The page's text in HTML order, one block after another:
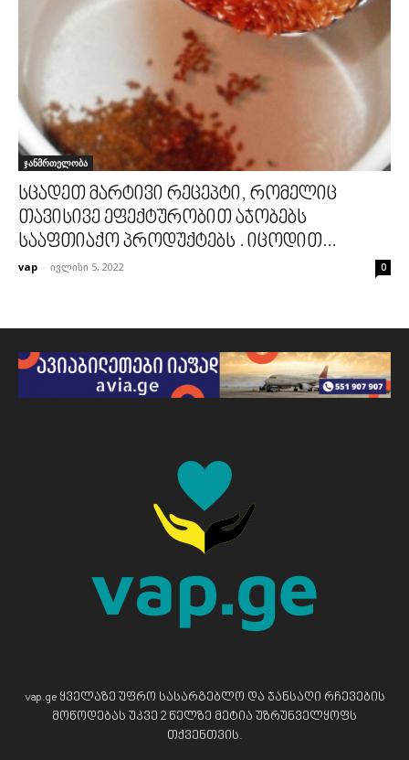
ჯანმრთელობა
სცადეთ მარტივი რეცეპტი, რომელიც
თავისივე ეფექტურობით აჯობებს
სააფთიაქო პროდუქტებს . იცოდით...
vap - ივლისი 5, 2022 0
vap.ge ყველაზე უფრო სასარგებლო და ჯანსაღი რჩევების
მოწოდებას უკვე 2 წელზე მეტია უზრუნველყოფს
თქვენთვის.